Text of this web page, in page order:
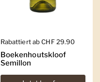
Regulärer Preis
Rabattiert ab CHF 29.90
Boekenhoutskloof
Semillon